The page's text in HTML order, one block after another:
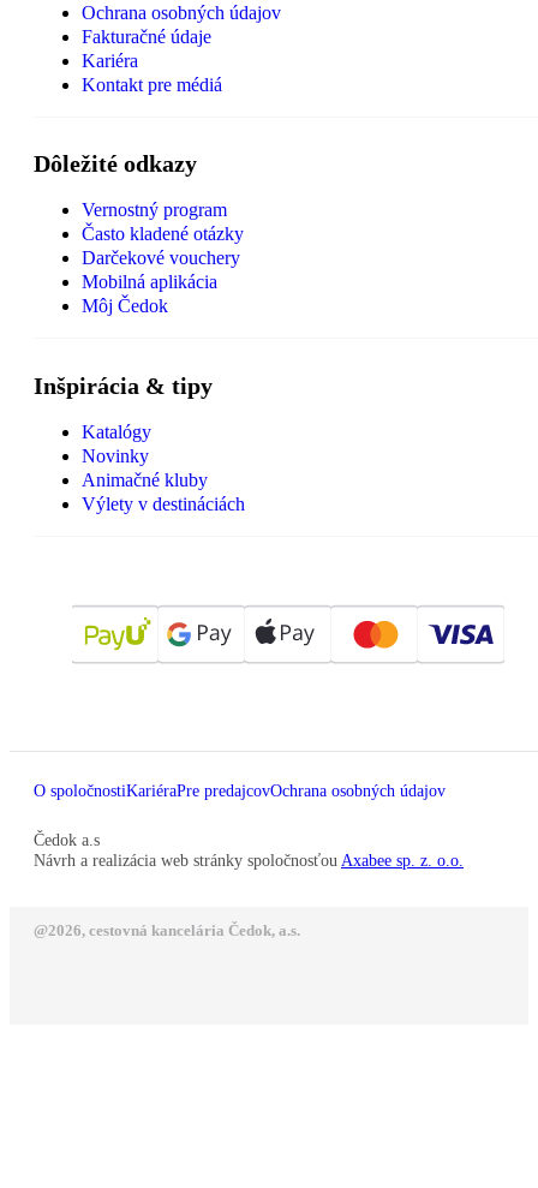
Ochrana osobných údajov
Fakturačné údaje
Kariéra
Kontakt pre médiá
Dôležité odkazy
Vernostný program
Často kladené otázky
Darčekové vouchery
Mobilná aplikácia
Môj Čedok
Inšpirácia & tipy
Katalógy
Novinky
Animačné kluby
Výlety v destináciách
O spoločnostiKariéraPre predajcovOchrana osobných údajov
Čedok a.s
Návrh a realizácia web stránky spoločnosťou Axabee sp. z. o.o.
@2026, cestovná kancelária Čedok, a.s.